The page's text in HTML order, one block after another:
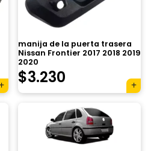
manija de la puerta trasera
Nissan Frontier 2017 2018 2019
2020
$3.230